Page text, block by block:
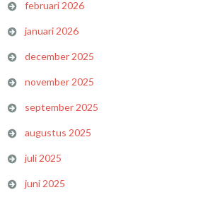
februari 2026
januari 2026
december 2025
november 2025
september 2025
augustus 2025
juli 2025
juni 2025